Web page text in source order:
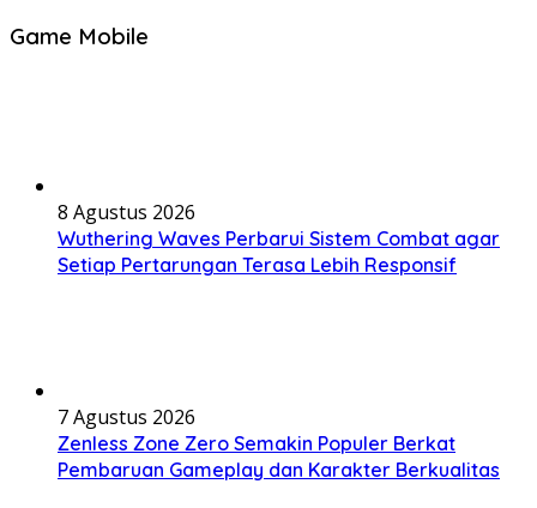
Game Mobile
8 Agustus 2026
Wuthering Waves Perbarui Sistem Combat agar
Setiap Pertarungan Terasa Lebih Responsif
7 Agustus 2026
Zenless Zone Zero Semakin Populer Berkat
Pembaruan Gameplay dan Karakter Berkualitas